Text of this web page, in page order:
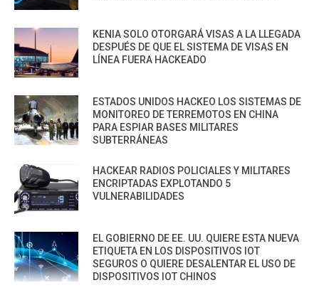
KENIA SOLO OTORGARÁ VISAS A LA LLEGADA
DESPUÉS DE QUE EL SISTEMA DE VISAS EN
LÍNEA FUERA HACKEADO
ESTADOS UNIDOS HACKEO LOS SISTEMAS DE
MONITOREO DE TERREMOTOS EN CHINA
PARA ESPIAR BASES MILITARES
SUBTERRÁNEAS
HACKEAR RADIOS POLICIALES Y MILITARES
ENCRIPTADAS EXPLOTANDO 5
VULNERABILIDADES
EL GOBIERNO DE EE. UU. QUIERE ESTA NUEVA
ETIQUETA EN LOS DISPOSITIVOS IOT
SEGUROS O QUIERE DESALENTAR EL USO DE
DISPOSITIVOS IOT CHINOS